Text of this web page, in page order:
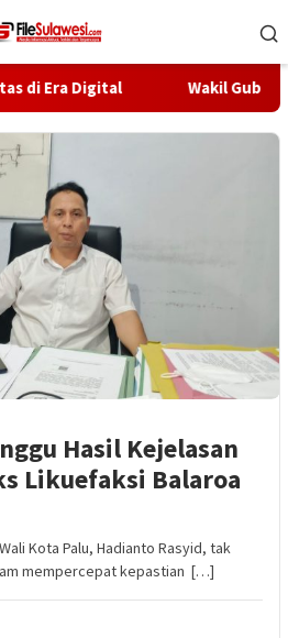
Digital Wakil Gubernur
Hasil Kejelasan
Likuefaksi Balaroa
Wali Kota Palu, Hadianto Rasyid, tak
mempercepat kepastian […]